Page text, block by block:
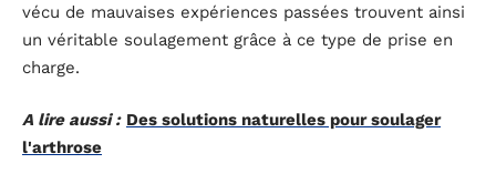
vécu de mauvaises expériences passées trouvent ainsi
un véritable soulagement grâce à ce type de prise en
charge.
A lire aussi : Des solutions naturelles pour soulager
l'arthrose